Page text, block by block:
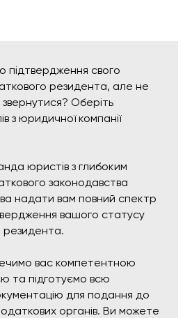
підтвердження свого
резидента, але не
Оберіть
з юридичної компанії
юристів з глибоким
законодавства
надати вам повний спектр
вашого статусу
резидента.
вас компетентною
та підготуємо всю
для подання до
органів. Ви можете